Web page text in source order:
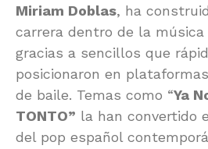
Miriam Doblas, ha
carrera dentro de la música
gracias a sencillos que
posicionaron en
de baile. Temas como “Ya
TONTO” la han convertido
del pop español